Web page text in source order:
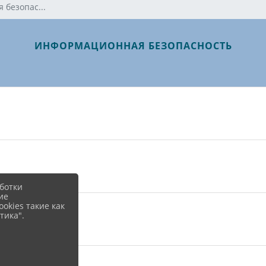
ИНФОРМАЦИОННАЯ БЕЗОПАСНОСТЬ
KiB)
такие как